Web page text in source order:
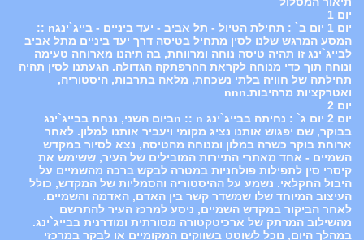
יום 1
יום 1 יום ב` : תחילת הטיול - תל אביב - יעד ביניים - בייג`ינגn ::
המסע המרגש שלנו לסין מתחיל בטיסה דרך יעד ביניים מתל אביב
לבייג`ינג זו תהיה טיסה נוחה ומרווחת, בה תיהנו מארוחה טעימה
ונוחה תוך כדי מנוחה לקראת ההרפתקה הגדולה. הגעתנו לסין תהיה
תחילתה של חוויה בלתי נשכחת, מלאה בתרבות, היסטוריה,
ואטרקציות מרהיבות.nnn
יום 2
יום 2 יום ג` : נחיתה בבייג`ינג n :: nביום השני, ננחת בבייג`ינג
בבוקר, שם יפגוש אותנו נציג מקומי ויעביר אותנו למלון. לאחר
ארוחת בוקר כשרה במלון ומנוחה מהטיסה, נצא לסיור במקדש
השמיים - אחד מאתרי התיירות המובילים של העיר, ששימש את
קיסרי סין לתפילות פולחניות במטרה לבקש ברכה מהשמיים על
היבול החקלאי. נשמע על ההיסטוריה והסמליות של המקדש, כולל
העיצוב המיוחד שלו שמשדר קשר בין האדם, האדמה והשמיים.
לאחר הביקור במקדש השמיים, ניסע למרכז העיר להתרשם
מהשילוב המרתק של ארכיטקטורה מסורתית ומודרנית בבייג`ינג.
במהלך היום, נוכל לשוטט בשווקים המקומיים או לבקר במרכזי